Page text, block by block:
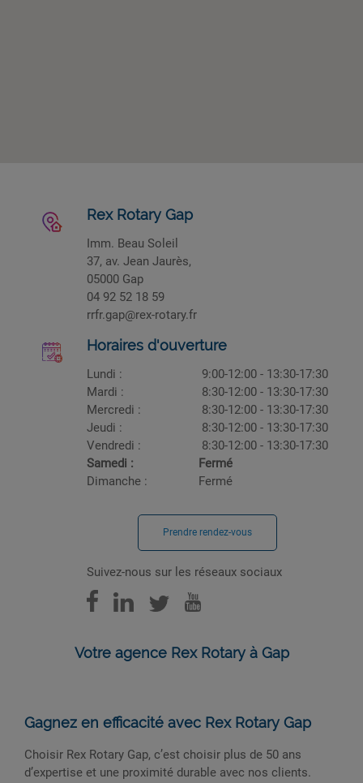
Rex Rotary Gap
Imm. Beau Soleil
37, av. Jean Jaurès,
05000 Gap
04 92 52 18 59
rrfr.gap@rex-rotary.fr
Horaires d'ouverture
Lundi :
9:00-12:00 - 13:30-17:30
Mardi :
8:30-12:00 - 13:30-17:30
Mercredi :
8:30-12:00 - 13:30-17:30
Jeudi :
8:30-12:00 - 13:30-17:30
Vendredi :
8:30-12:00 - 13:30-17:30
Samedi :
Fermé
Dimanche :
Fermé
Prendre rendez-vous
Suivez-nous sur les réseaux sociaux
Votre agence Rex Rotary à Gap
Gagnez en efficacité avec Rex Rotary Gap
Choisir Rex Rotary Gap, c’est choisir plus de 50 ans
d’expertise et une proximité durable avec nos clients.